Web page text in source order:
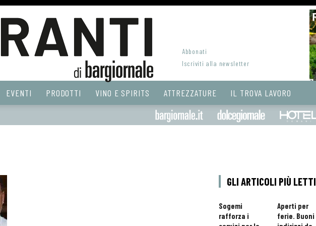
Abbonati
Iscriviti alla newsletter
EVENTI PRODOTTI VINO E SPIRITS ATTREZZATURE IL TROVA LAVORO
Bargiornale
GLI ARTICOLI PIÙ LETTI
Sogemi
rafforza i
Aperti per
ferie. Buoni